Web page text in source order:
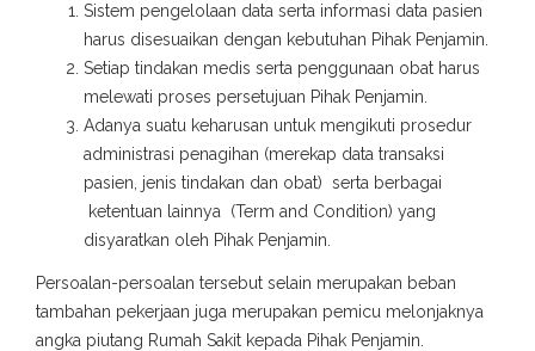
Sistem pengelolaan data serta informasi data pasien
harus disesuaikan dengan kebutuhan Pihak Penjamin.
Setiap tindakan medis serta penggunaan obat harus
melewati proses persetujuan Pihak Penjamin.
Adanya suatu keharusan untuk mengikuti prosedur
administrasi penagihan (merekap data transaksi
pasien, jenis tindakan dan obat) serta berbagai
ketentuan lainnya (Term and Condition) yang
disyaratkan oleh Pihak Penjamin.
Persoalan-persoalan tersebut selain merupakan beban
tambahan pekerjaan juga merupakan pemicu melonjaknya
angka piutang Rumah Sakit kepada Pihak Penjamin.